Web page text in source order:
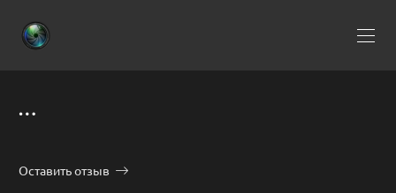
…
Оставить отзыв